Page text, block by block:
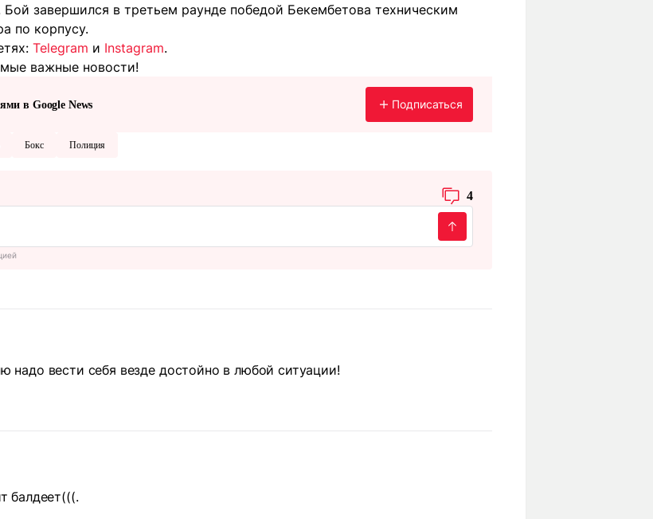
завершился в третьем раунде победой Бекембетова техническим
по корпусу.
Telegram и Instagram.
важные новости!
в Google News Подписаться
Бокс Полиция
4
надо вести себя везде достойно в любой ситуации!
балдеет(((.